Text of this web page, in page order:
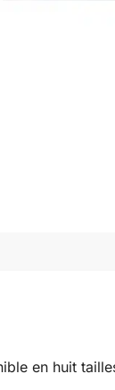
en huit